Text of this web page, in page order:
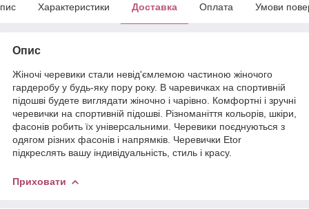
Характеристики Доставка Оплата Умови
Опис
Жіночі черевики стали невід'ємлемою частиною жіночого
гардеробу у будь-яку пору року. В чаревичках на спортивній
підошві будете виглядати жіночно і чарівно. Комфортні і зручні
черевички на спортивній підошві. Різноманіття кольорів, шкіри,
фасонів робить їх універсальними. Черевики поєднуються з
одягом різних фасонів і напрямків. Черевички Etor
підкреслять вашу індивідуальність, стиль і красу.
Приховати